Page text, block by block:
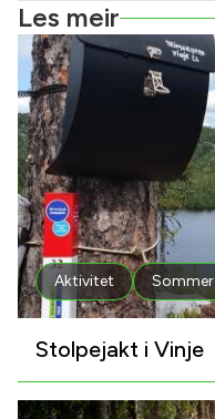
Les meir
Aktivitet Sommer
Stolpejakt i Vinje